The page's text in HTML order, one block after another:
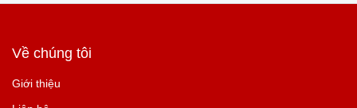
Về chúng tôi
Giới thiệu